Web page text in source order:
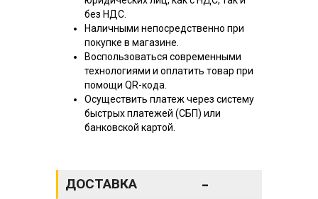
без НДС.
Наличными непосредственно при
покупке в магазине.
Воспользоваться современными
технологиями и оплатить товар при
помощи QR-кода.
Осуществить платеж через систему
быстрых платежей (СБП) или
банковской картой.
ДОСТАВКА -